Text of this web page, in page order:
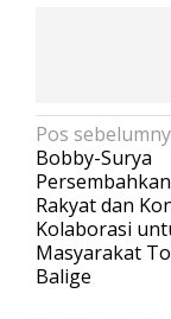
N
a
v
i
g
Pos
Bobby-Surya
Rakyat dan
Kolaborasi
Masyarakat
Balige